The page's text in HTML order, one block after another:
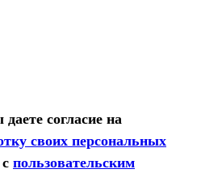
согласие на
своих персональных
пользовательским